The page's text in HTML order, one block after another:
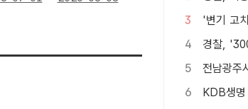
3
4
경찰,
5
6